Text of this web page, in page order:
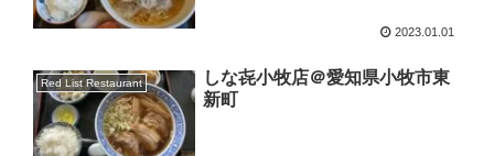
2023.01.01
Red List Restaurant
しな㐂小牧店＠愛知県小牧市東
新町